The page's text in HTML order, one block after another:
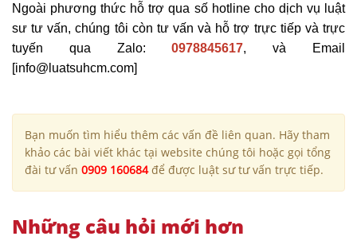
Ngoài phương thức hỗ trợ qua số hotline cho dịch vụ luật
sư tư vấn, chúng tôi còn tư vấn và hỗ trợ trực tiếp và trực
tuyến qua Zalo:0978845617, và Email
[info@luatsuhcm.com]
Bạn muốn tìm hiểu thêm các vấn đề liên quan. Hãy tham
khảo các bài viết khác tại website chúng tôi hoặc gọi tổng
đài tư vấn 0909 160684để được luật sư tư vấn trực tiếp.
Những câu hỏi mới hơn